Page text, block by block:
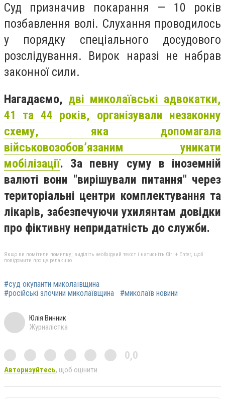
Суд призначив покарання — 10 років
позбавлення волі. Слухання проводилось
у порядку спеціального досудового
розслідування. Вирок наразі не набрав
законної сили.
Нагадаємо, дві миколаївські адвокатки,
41 та 44 років, організували незаконну
схему, яка допомагала
військовозобов’язаним уникати
мобілізації. За певну суму в іноземній
валюті вони "вирішували питання" через
територіальні центри комплектування та
лікарів, забезпечуючи ухилянтам довідки
про фіктивну непридатність до служби.
Якщо ви помітили помилку, виділіть необхідний текст і натисніть Ctrl + Enter, щоб
повідомити про це редакцію
#суд окупанти миколаївщина
#російські злочини миколаївщина
#миколаїв новини
Юлія Винник
Журналістка
0,0
Авторизуйтесь, щоб оцінити